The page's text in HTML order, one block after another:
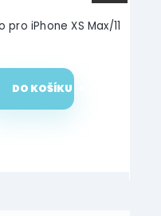
iPhone XS Max/11
DO KOŠÍKU